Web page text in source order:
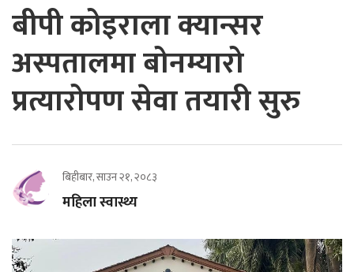
बीपी कोइराला क्यान्सर
अस्पतालमा बोनम्यारो
प्रत्यारोपण सेवा तयारी सुरु
बिहीबार, साउन २१, २०८३
महिला स्वास्थ्य